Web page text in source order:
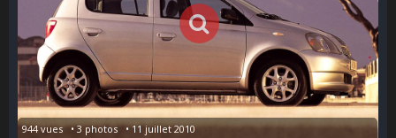
944 vues   • 3 photos   • 11 juillet 2010